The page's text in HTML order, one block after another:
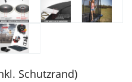
Schutzrand)